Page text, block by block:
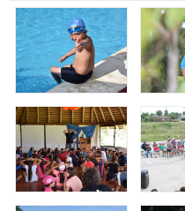
CFP
Noticias